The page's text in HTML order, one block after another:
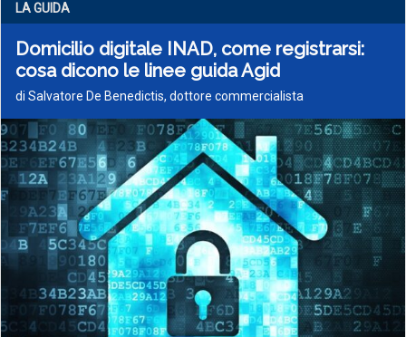
LA GUIDA
Domicilio digitale INAD, come registrarsi:
cosa dicono le linee guida Agid
di Salvatore De Benedictis, dottore commercialista